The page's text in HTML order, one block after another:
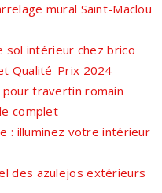
mural Saint-Maclou
sol intérieur chez brico
Qualité-Prix 2024
travertin romain
complet
: illuminez votre intérieur
des azulejos extérieurs